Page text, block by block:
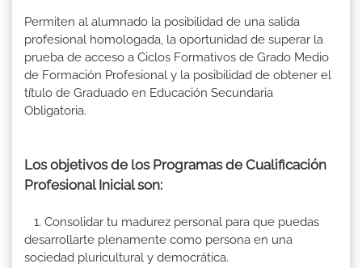
Permiten al alumnado la posibilidad de una salida
profesional homologada, la oportunidad de superar la
prueba de acceso a Ciclos Formativos de Grado Medio
de Formación Profesional y la posibilidad de obtener el
título de Graduado en Educación Secundaria
Obligatoria.
Los objetivos de los Programas de Cualificación
Profesional Inicial son:
1. Consolidar tu madurez personal para que puedas
desarrollarte plenamente como persona en una
sociedad pluricultural y democrática.